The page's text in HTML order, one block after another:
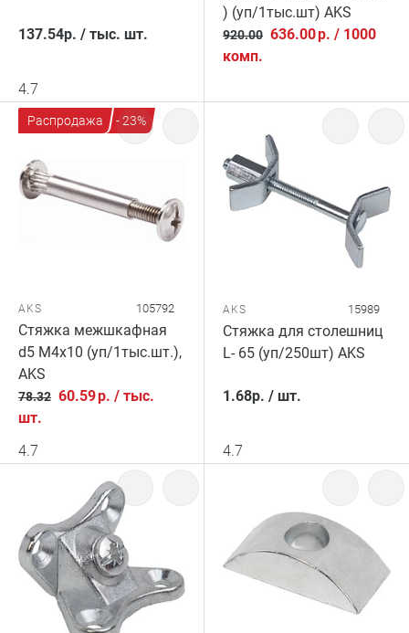
137.54р. / тыс. шт.
4.7
) (уп/1тыс.шт) AKS
920.00 636.00р. / 1000
комп.
Распродажа - 23%
AKS 105792
Стяжка межшкафная
d5 М4x10 (уп/1тыс.шт.),
AKS
78.32 60.59р. / тыс.
шт.
4.7
AKS 15989
Стяжка для столешниц
L- 65 (уп/250шт) AKS
1.68р. / шт.
4.7